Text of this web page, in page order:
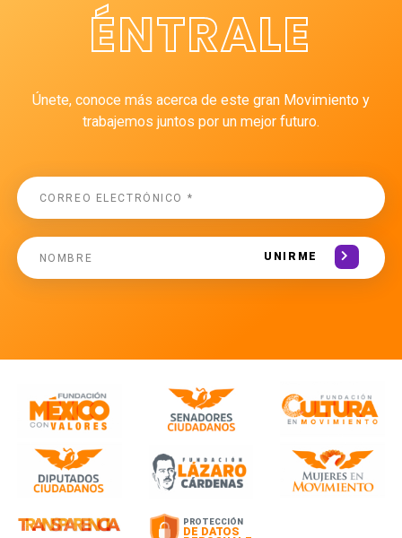
ÉNTRALE
Únete, conoce más acerca de este gran Movimiento y
trabajemos juntos por un mejor futuro.
UNIRME